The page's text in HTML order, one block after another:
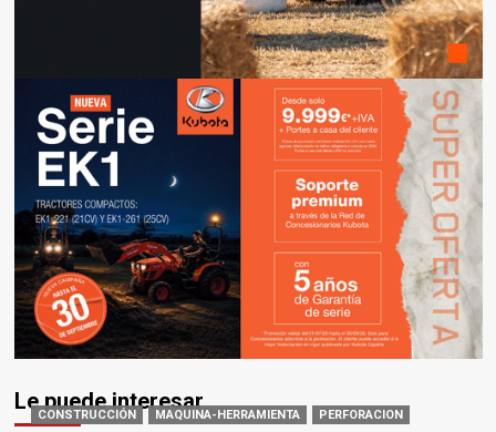
Le puede interesar
CONSTRUCCIÓN MAQUINA-HERRAMIENTA PERFORACION